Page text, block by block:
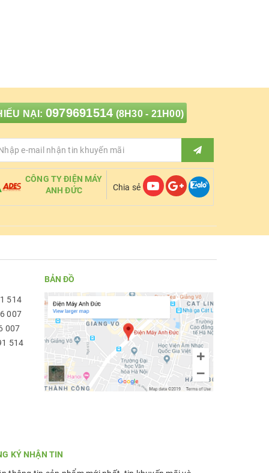
NẠI: 0979691514 (8H30 - 21H00)
CÔNG TY ĐIỆN MÁY
ANH ĐỨC
Chia sẻ
514
007
007
514
BẢN ĐỒ
KÝ NHẬN TIN